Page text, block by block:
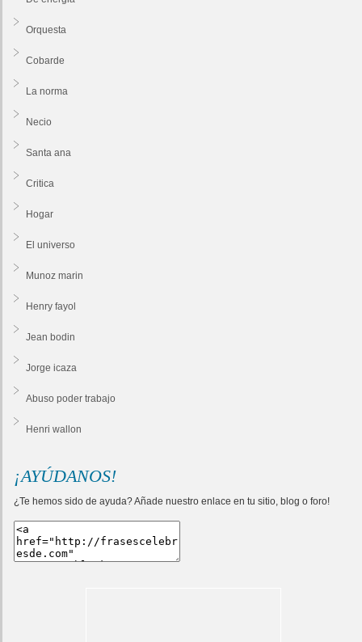
Orquesta
Cobarde
La norma
Necio
Santa ana
Critica
Hogar
El universo
Munoz marin
Henry fayol
Jean bodin
Jorge icaza
Abuso poder trabajo
Henri wallon
¡AYÚDANOS!
¿Te hemos sido de ayuda? Añade nuestro enlace en tu sitio, blog o foro!